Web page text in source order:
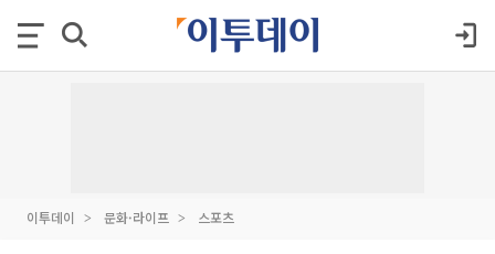
이투데이 문화·라이프 스포츠